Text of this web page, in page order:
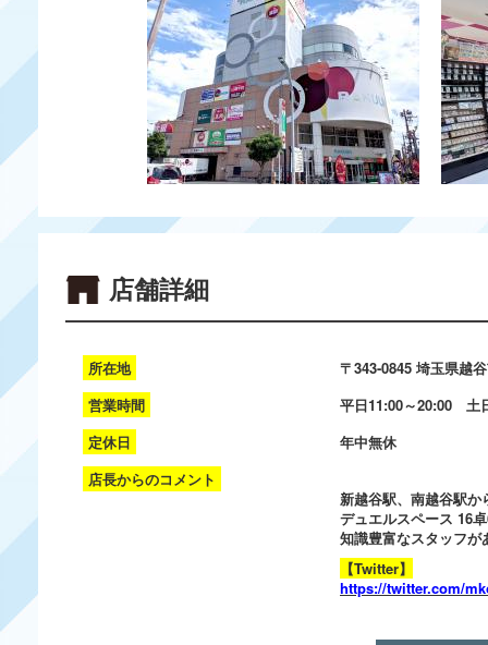
店舗詳細
所在地
〒343-0845 埼玉県越
営業時間
平日11:00～20:00 土
定休日
年中無休
店長からのコメント
新越谷駅、南越谷駅か
デュエルスペース 16
知識豊富なスタッフ
【Twitter】
https://twitter.com/